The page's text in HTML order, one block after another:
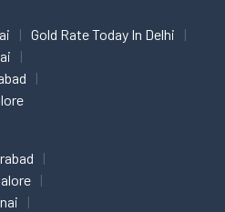
Gold Rate Today In Delhi